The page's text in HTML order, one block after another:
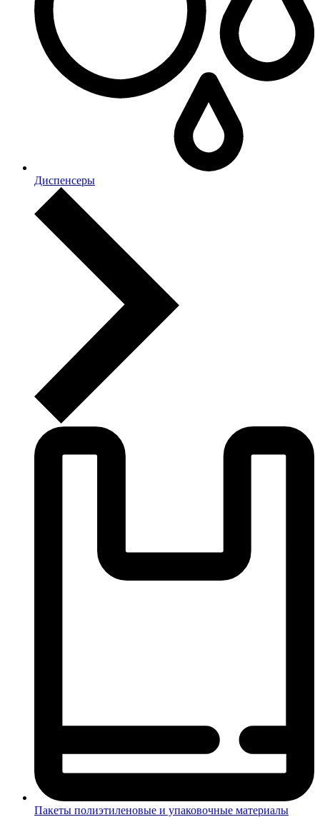
Диспенсеры
Пакеты полиэтиленовые и упаковочные материалы